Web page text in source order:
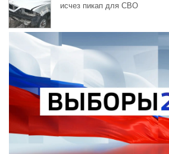
исчез пикап для СВО